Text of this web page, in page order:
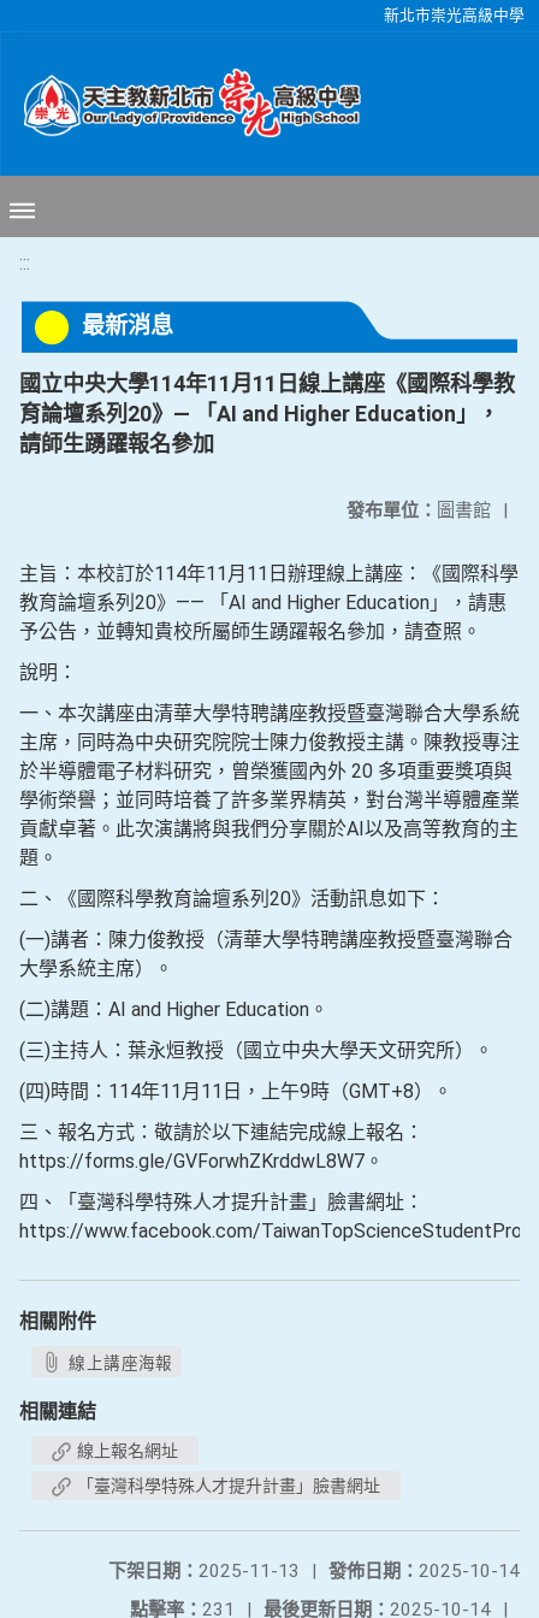
新北市崇光高級中學
:::
最新消息
國立中央大學114年11月11日線上講座《國際科學教
育論壇系列20》— 「AI and Higher Education」，
請師生踴躍報名參加
發布單位： 圖書館 |
主旨：本校訂於114年11月11日辦理線上講座：《國際科學
教育論壇系列20》—— 「AI and Higher Education」，請惠
予公告，並轉知貴校所屬師生踴躍報名參加，請查照。
說明：
一、本次講座由清華大學特聘講座教授暨臺灣聯合大學系統
主席，同時為中央研究院院士陳力俊教授主講。陳教授專注
於半導體電子材料研究，曾榮獲國內外 20 多項重要獎項與
學術榮譽；並同時培養了許多業界精英，對台灣半導體產業
貢獻卓著。此次演講將與我們分享關於AI以及高等教育的主
題。
二、《國際科學教育論壇系列20》活動訊息如下：
(一)講者：陳力俊教授（清華大學特聘講座教授暨臺灣聯合
大學系統主席）。
(二)講題：AI and Higher Education。
(三)主持人：葉永烜教授（國立中央大學天文研究所）。
(四)時間：114年11月11日，上午9時（GMT+8）。
三、報名方式：敬請於以下連結完成線上報名：
https://forms.gle/GVForwhZKrddwL8W7。
四、「臺灣科學特殊人才提升計畫」臉書網址：
https://www.facebook.com/
相關附件
線上講座海報
相關連結
線上報名網址
「臺灣科學特殊人才提升計畫」臉書網址
發佈日期： 2025-10-14
下架日期： 2025-11-13
|
最後更新日期： 2025-10-14 |
點擊率： 231 |